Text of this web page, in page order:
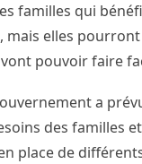
familles qui
mais elles
pouvoir faire
a
des familles
place de